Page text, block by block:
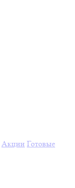
Акции Готовые